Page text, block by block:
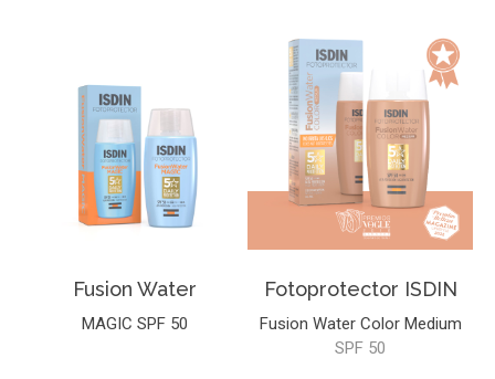
Fusion Water
MAGIC SPF 50
Fotoprotector ISDIN
Fusion Water Color Medium
SPF 50